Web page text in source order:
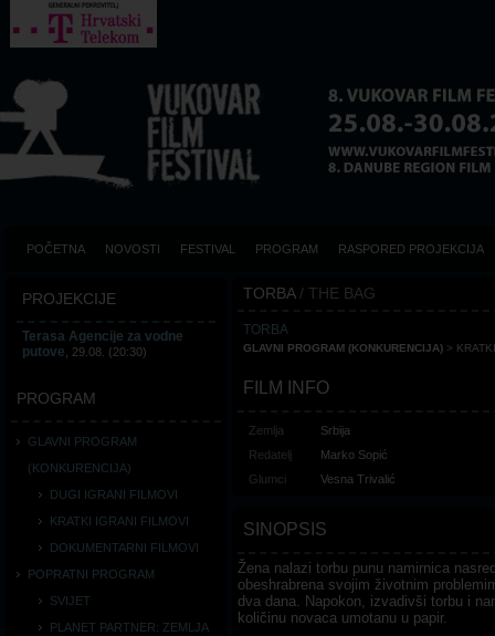
POČETNA NOVOSTI FESTIVAL PROGRAM RASPORED PROJEKCIJA
PROJEKCIJE
Terasa Agencije za vodne
putove , 29.08. (20:30)
PROGRAM
GLAVNI PROGRAM
(KONKURENCIJA)
DUGI IGRANI FILMOVI
KRATKI IGRANI FILMOVI
DOKUMENTARNI FILMOVI
POPRATNI PROGRAM
SVIJET
PLANET PARTNER: ZEMLJA
TORBA / THE BAG
TORBA
GLAVNI PROGRAM (KONKURENCIJA) >
FILM INFO
Zemlja
Srbija
Redatelj
Marko Sopić
Glumci
Vesna Trivalić
SINOPSIS
Žena nalazi torbu punu namirnica
obeshrabrena svojim životnim
dva dana. Napokon, izvadivši torbu i
količinu novaca umotanu u papir.